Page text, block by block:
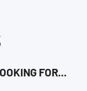
FOR...